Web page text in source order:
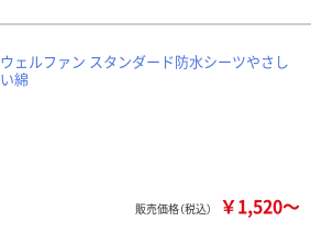
ウェルファン スタンダード防水シーツやさし
い綿
販売価格（税込） ￥1,520～